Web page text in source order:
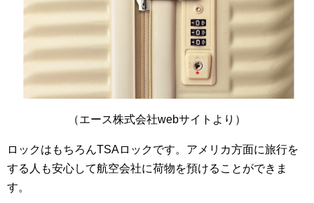
（エース株式会社webサイトより）
ロックはもちろんTSAロックです。アメリカ方面に旅行を
する人も安心して航空会社に荷物を預けることができま
す。